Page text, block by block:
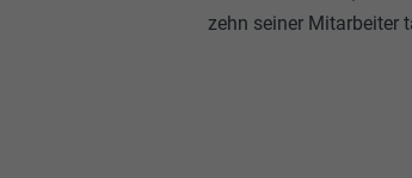
zehn seiner Mitarbeiter